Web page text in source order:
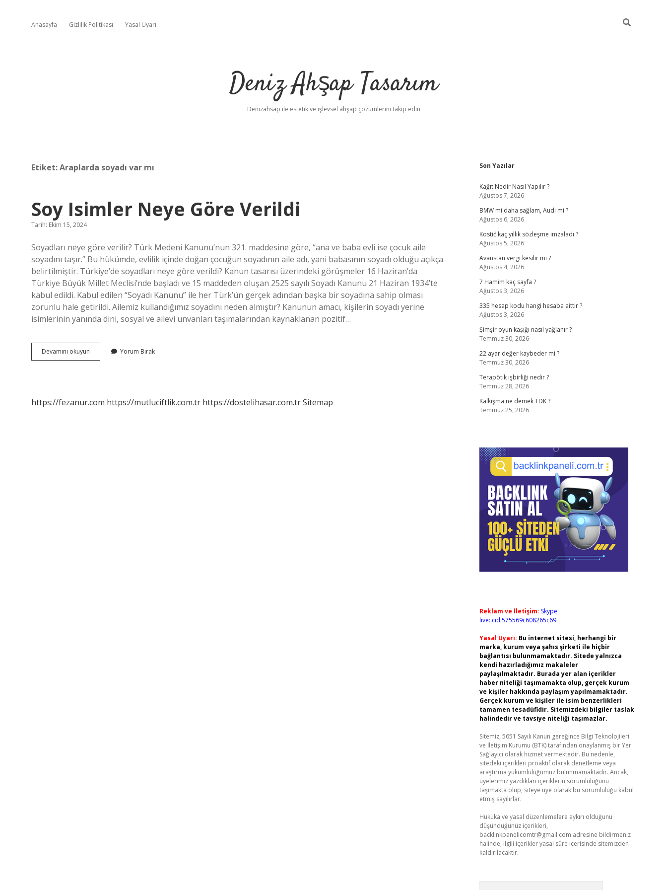
Anasayfa Gizlilik Politikası Yasal Uyarı
Deniz Ahşap Tasarım
Denizahsap ile estetik ve işlevsel ahşap çözümlerini takip edin
Etiket:Araplarda soyadı var mı
Soy Isimler Neye Göre Verildi
Tarih: Ekim 15, 2024
Soyadları neye göre verilir? Türk Medeni Kanunu’nun 321. maddesine göre, “ana ve baba evli ise çocuk aile
soyadını taşır.” Bu hükümde, evlilik içinde doğan çocuğun soyadının aile adı, yani babasının soyadı olduğu açıkça
belirtilmiştir. Türkiye’de soyadları neye göre verildi? Kanun tasarısı üzerindeki görüşmeler 16 Haziran’da
Türkiye Büyük Millet Meclisi’nde başladı ve 15 maddeden oluşan 2525 sayılı Soyadı Kanunu 21 Haziran 1934’te
kabul edildi. Kabul edilen “Soyadı Kanunu” ile her Türk’ün gerçek adından başka bir soyadına sahip olması
zorunlu hale getirildi. Ailemiz kullandığımız soyadını neden almıştır? Kanunun amacı, kişilerin soyadı yerine
isimlerinin yanında dini, sosyal ve ailevi unvanları taşımalarından kaynaklanan pozitif…
Devamını okuyun
Isimler
Yorum Bırak
https://fezanur.com https://mutluciftlik.com.tr https://dostelihasar.com.trSitemap
Sidebar
Son Yazılar
Kağıt Nedir Nasıl Yapılır ?
Ağustos 7, 2026
BMW mi daha sağlam, Audi mi ?
Ağustos 6, 2026
Kostić kaç yıllık sözleşme imzaladı ?
Ağustos 5, 2026
Avanstan vergi kesilir mi ?
Ağustos 4, 2026
7 Hamim kaç sayfa ?
Ağustos 3, 2026
335 hesap kodu hangi hesaba aittir ?
Ağustos 3, 2026
Şimşir oyun kaşığı nasıl yağlanır ?
Temmuz 30, 2026
22 ayar değer kaybeder mi ?
Temmuz 30, 2026
Terapötik işbirliği nedir ?
Temmuz 28, 2026
Kalkışma ne demek TDK ?
Temmuz 25, 2026
Reklam ve İletişim: Skype:
live:.cid.575569c608265c69
Yasal Uyarı: Bu internet sitesi, herhangi bir
marka, kurum veya şahıs şirketi ile hiçbir
bağlantısı bulunmamaktadır. Sitede yalnızca
kendi hazırladığımız makaleler
paylaşılmaktadır. Burada yer alan içerikler
haber niteliği taşımamakta olup, gerçek kurum
ve kişiler hakkında paylaşım yapılmamaktadır.
Gerçek kurum ve kişiler ile isim benzerlikleri
tamamen tesadüfidir. Sitemizdeki bilgiler taslak
halindedir ve tavsiye niteliği taşımazlar.
Sitemiz, 5651 Sayılı Kanun gereğince Bilgi Teknolojileri
ve İletişim Kurumu (BTK) tarafından onaylanmış bir Yer
Sağlayıcı olarak hizmet vermektedir. Bu nedenle,
sitedeki içerikleri proaktif olarak denetleme veya
araştırma yükümlülüğümüz bulunmamaktadır. Ancak,
üyelerimiz yazdıkları içeriklerin sorumluluğunu
taşımakta olup, siteye üye olarak bu sorumluluğu kabul
etmiş sayılırlar.
Hukuka ve yasal düzenlemelere aykırı olduğunu
düşündüğünüz içerikleri,
backlinkpanelicomtr@gmail.com adresine bildirmeniz
halinde, ilgili içerikler yasal süre içerisinde sitemizden
kaldırılacaktır.